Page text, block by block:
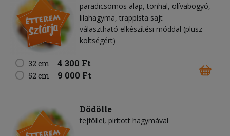
paradicsomos alap tonhal olívabogyó
lilahagyma trappista sajt
választható elkészítési móddal (plusz
költségért)
32 cm 4 300 Ft
52 cm 9 000 Ft
Dödölle
tejföllel, pirított hagymával